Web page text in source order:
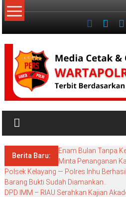
Lompat
ke
NKRI
BlogBerita Baru:
Enam Bulan Tanpa
Minta Penanganan
Polsek Kelayang — Polres Inhu
Barang Bukti Sudah Diamankan..
DPD IMM – RIAU Serahkan Kajian